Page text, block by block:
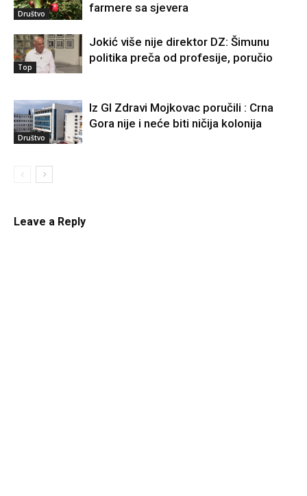
Društvo
farmere sa sjevera
Top
Jokić više nije direktor DZ: Šimunu
politika preča od profesije, poručio
Društvo
Iz GI Zdravi Mojkovac poručili : Crna
Gora nije i neće biti ničija kolonija
Leave a Reply